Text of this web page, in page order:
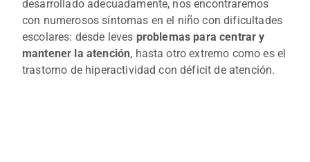
desarrollado adecuadamente, nos encontraremos
con numerosos síntomas en el niño con dificultades
escolares: desde leves problemas para centrar y
mantener la atención, hasta otro extremo como es el
trastorno de hiperactividad con déficit de atención.